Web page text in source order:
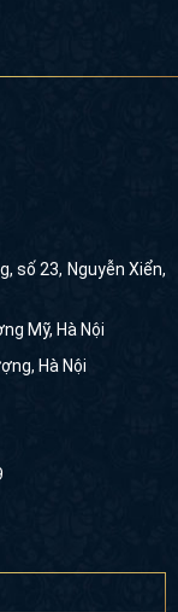
số 23, Nguyễn
Mỹ, Hà Nội
Hà Nội